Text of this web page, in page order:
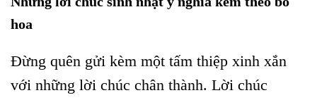
hoa
Đừng quên gửi kèm một tấm thiệp xinh xắn
với những lời chúc chân thành. Lời chúc